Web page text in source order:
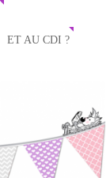
ET AU CDI ?